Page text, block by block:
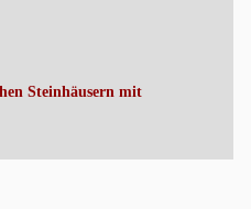
Steinhäusern mit